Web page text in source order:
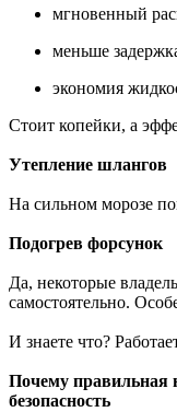
мгновенный
меньше
экономия
Стоит копейки, а
Утепление шлангов
На сильном морозе
Подогрев форсунок
Да, некоторые
самостоятельно.
И знаете что?
Почему правильная
безопасность